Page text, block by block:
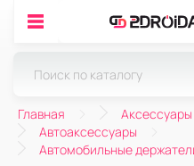
Главная
Аксессуары
Автоаксессуары
Автомобильные